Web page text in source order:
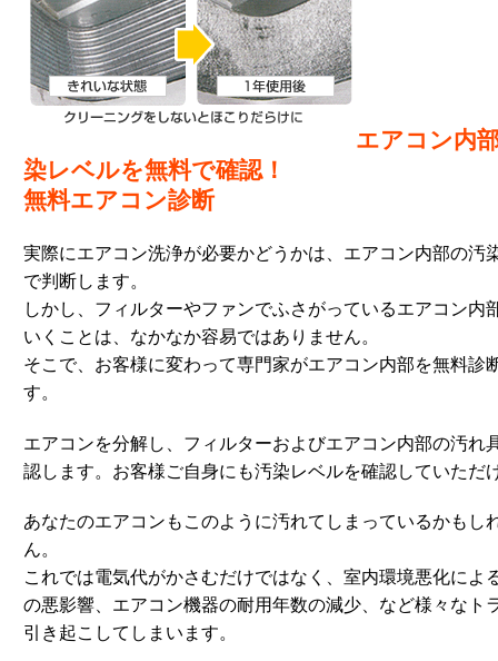
エアコン内
染レベルを無料で確認！
無料エアコン診断
実際にエアコン洗浄が必要かどうかは、エアコン内部の汚
で判断します。
しかし、フィルターやファンでふさがっているエアコン内
いくことは、なかなか容易ではありません。
そこで、お客様に変わって専門家がエアコン内部を無料診
す。
エアコンを分解し、フィルターおよびエアコン内部の汚れ
認します。お客様ご自身にも汚染レベルを確認していただ
あなたのエアコンもこのように汚れてしまっているかもし
ん。
これでは電気代がかさむだけではなく、室内環境悪化によ
の悪影響、エアコン機器の耐用年数の減少、など様々なト
引き起こしてしまいます。